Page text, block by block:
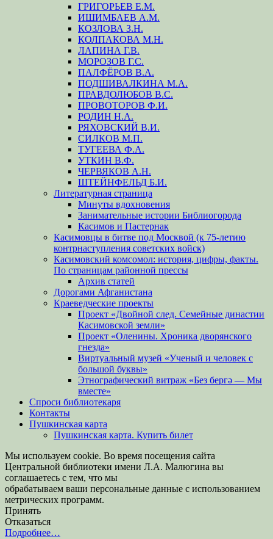
ГРИГОРЬЕВ Е.М.
ИШИМБАЕВ А.М.
КОЗЛОВА З.Н.
КОЛПАКОВА М.Н.
ЛАПИНА Г.В.
МОРОЗОВ Г.С.
ПАЛФЁРОВ В.А.
ПОДШИВАЛКИНА М.А.
ПРАВДОЛЮБОВ В.С.
ПРОВОТОРОВ Ф.И.
РОДИН Н.А.
РЯХОВСКИЙ В.И.
СИЛКОВ М.П.
ТУГЕЕВА Ф.А.
УТКИН В.Ф.
ЧЕРВЯКОВ А.Н.
ШТЕЙНФЕЛЬД Б.И.
Литературная страница
Минуты вдохновения
Занимательные истории Библиогорода
Касимов и Пастернак
Касимовцы в битве под Москвой (к 75-летию
контрнаступления советских войск)
Касимовский комсомол: история, цифры, факты.
По страницам районной прессы
Архив статей
Дорогами Афганистана
Краеведческие проекты
Проект «Двойной след. Семейные династии
Касимовской земли»
Проект «Оленины. Хроника дворянского
гнезда»
Виртуальный музей «Ученый и человек с
большой буквы»
Этнографический витраж «Без бергə — Мы
вместе»
Спроси библиотекаря
Контакты
Пушкинская карта
Пушкинская карта. Купить билет
Мы используем cookie. Во время посещения сайта
Центральной библиотеки имени Л.А. Малюгина вы
соглашаетесь с тем, что мы
обрабатываем ваши персональные данные с использованием
метрических программ.
Принять
Отказаться
Подробнее…